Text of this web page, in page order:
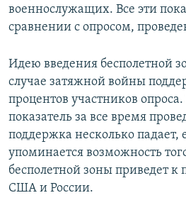
военнослужащих. Все эти
сравнении с опросом,
Идею введения бесполетной
случае затяжной войны
процентов участников
показатель за все время
поддержка несколько падает,
упоминается возможность
бесполетной зоны приведет
США и России.